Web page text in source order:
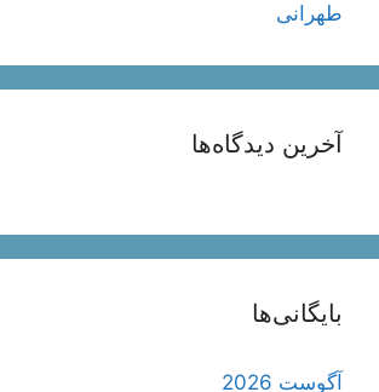
طهرانی
آخرین دیدگاه‌ها
بایگانی‌ها
آگوست 2026